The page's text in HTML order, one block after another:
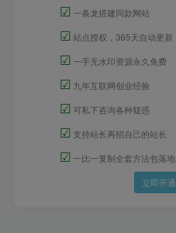
☑ 一条龙搭建同款网站
☑ 站点授权，365天自动更新
☑ 一手无水印资源永久免费
☑ 九年互联网创业经验
☑ 可私下咨询各种疑惑
☑ 支持站长再招自己的站长
☑ 一比一复制全套方法包落地
立即开通